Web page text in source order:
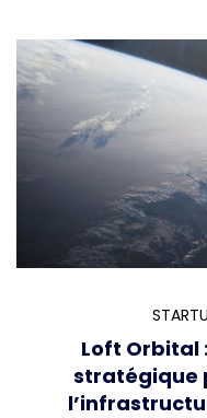
Loft Orbital
stratégique